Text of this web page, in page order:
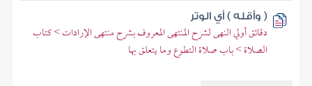
( وأقله ) أي الوتر
دقائق أولي النهى لشرح المنتهى المعروف بشرح منتهى الإرادات > كتاب
الصلاة > باب صلاة التطوع وما يتعلق بها